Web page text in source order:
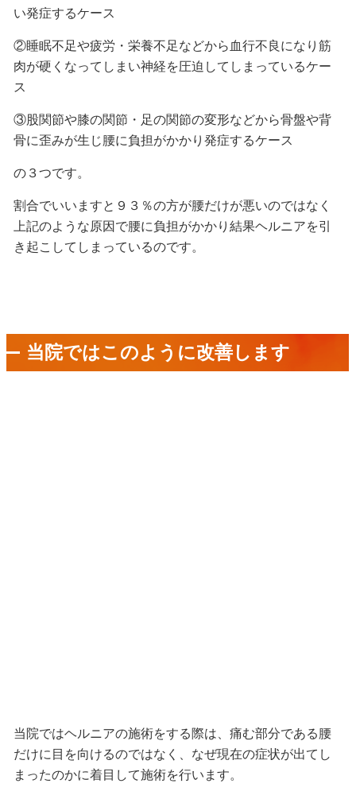
い発症するケース
②睡眠不足や疲労・栄養不足などから血行不良になり筋
肉が硬くなってしまい神経を圧迫してしまっているケー
ス
③股関節や膝の関節・足の関節の変形などから骨盤や背
骨に歪みが生じ腰に負担がかかり発症するケース
の３つです。
割合でいいますと９３％の方が腰だけが悪いのではなく
上記のような原因で腰に負担がかかり結果ヘルニアを引
き起こしてしまっているのです。
当院ではこのように改善します
当院ではヘルニアの施術をする際は、痛む部分である腰
だけに目を向けるのではなく、なぜ現在の症状が出てし
まったのかに着目して施術を行います。